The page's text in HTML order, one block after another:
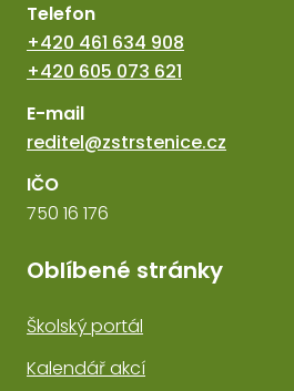
Telefon
+420 461 634 908
+420 605 073 621
E-mail
reditel@zstrstenice.cz
IČO
750 16 176
Oblíbené stránky
Školský portál
Kalendář akcí